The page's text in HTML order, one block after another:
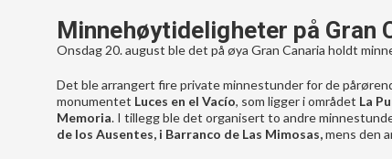
Minnehøytideligheter på Gran
Onsdag 20. august ble det på øya Gran Canaria holdt
Det ble arrangert fire private minnestunder for de
monumentet Luces en el Vacío, som ligger i området La
Memoria. I tillegg ble det organisert to andre
de los Ausentes, i Barranco de Las Mimosas,mens den